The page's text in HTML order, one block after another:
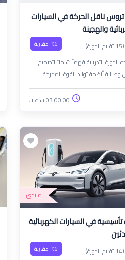
ناقل الحركة في السيارات
والهجينة
(15 تقييم الدورة) مقارنة
الدورة التدريبية فهماً شاملاً لتصميم
أنظمة توليد القوة المحركة
وهي مصممة لفنيي السيارات
والأفراد الذين يسعون إلى توسيع
03:00:00 ساعات
مبتدئ
في السيارات الكهربائية
(14 تقييم الدورة) مقارنة